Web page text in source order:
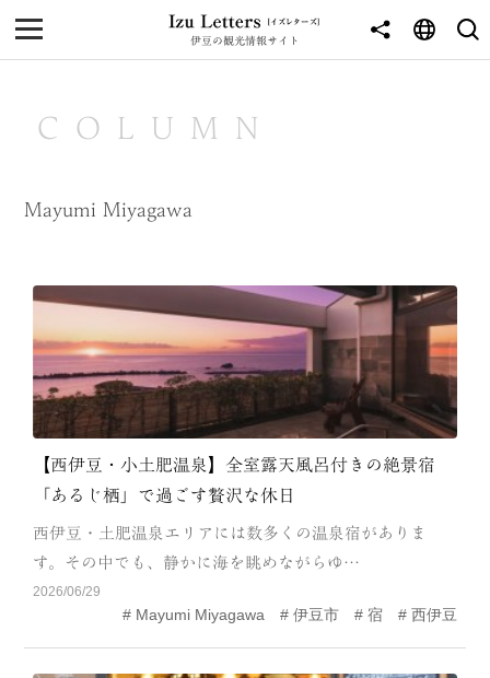
伊豆の観光情報サイト
MENU
NEWS
JOURNEY
西伊豆
南伊豆
北伊豆
中伊豆
CATEGORY
海 岬
池・滝・川 山・公園・棚田
COLUMN
Mayumi Miyagawa
【西伊豆・小土肥温泉】全室露天風呂付きの絶景宿
「あるじ栖」で過ごす贅沢な休日
西伊豆・土肥温泉エリアには数多くの温泉宿がありま
す。その中でも、静かに海を眺めながらゆ…
2026/06/29
Mayumi Miyagawa 伊豆市 宿 西伊豆